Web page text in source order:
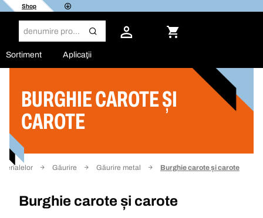
Shop
Sortiment Aplicaţii
BURGHIE CAROTE ȘI
CAROTE
Găurire Găurire metal Burghie carote și carote
Burghie carote și carote
Filtru